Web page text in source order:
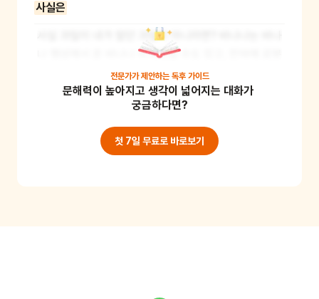
사실은
사실 과일이 내가 알던 과일이 아니라면? 바나나는 바나
나 행성에서 온 바나나 외계인일 수도 있고, 만약에 로봇
이면 어떡하죠? 새롭게 상상력을 가지고 과일의 새로운
모습을 그려보세요.
전문가가 제안하는 독후 가이드
문해력이 높아지고 생각이 넓어지는 대화가
궁금하다면?
첫 7일 무료로 바로보기